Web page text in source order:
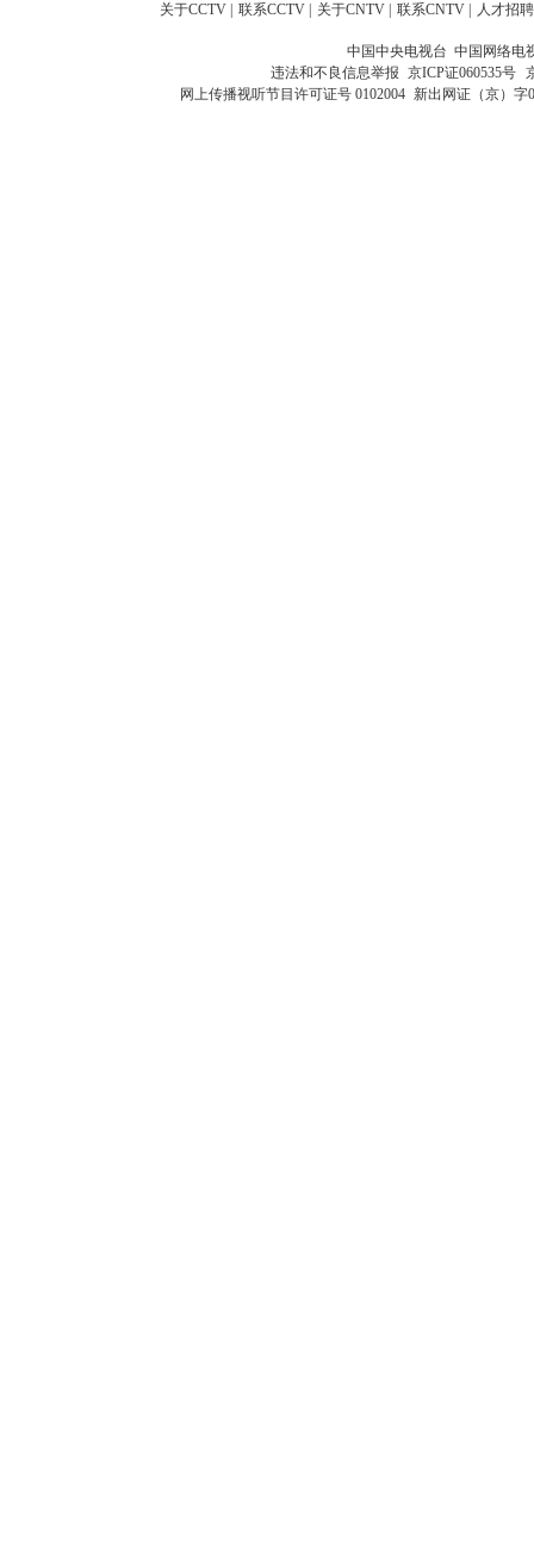
关于CCTV 联系CCTV 关于CNTV 联系CNTV 人才招聘
中国中央电视台 中国网络电
违法和不良信息举报 京ICP证060535号
网上传播视听节目许可证号 0102004 新出网证（京）